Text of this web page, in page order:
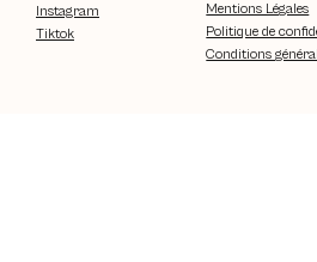
Instagram
Tiktok
Mentions Légales
Politique de
Conditions